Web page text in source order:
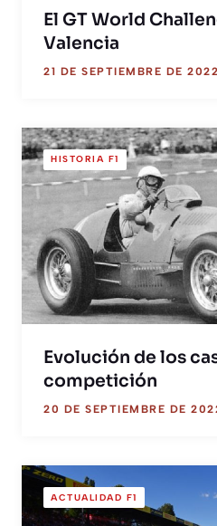
El GT World
Valencia
21 DE SEPTIEMBRE DE 2022
HISTORIA F1
Evolución de los
competición
20 DE SEPTIEMBRE DE
ACTUALIDAD F1